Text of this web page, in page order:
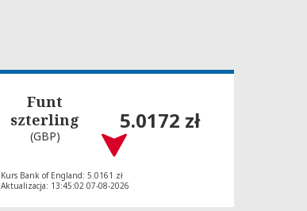
Funt
szterling
(GBP)
5.0172 zł
Kurs Bank of England: 5.0161 zł
Aktualizacja: 13:45:02 07-08-2026